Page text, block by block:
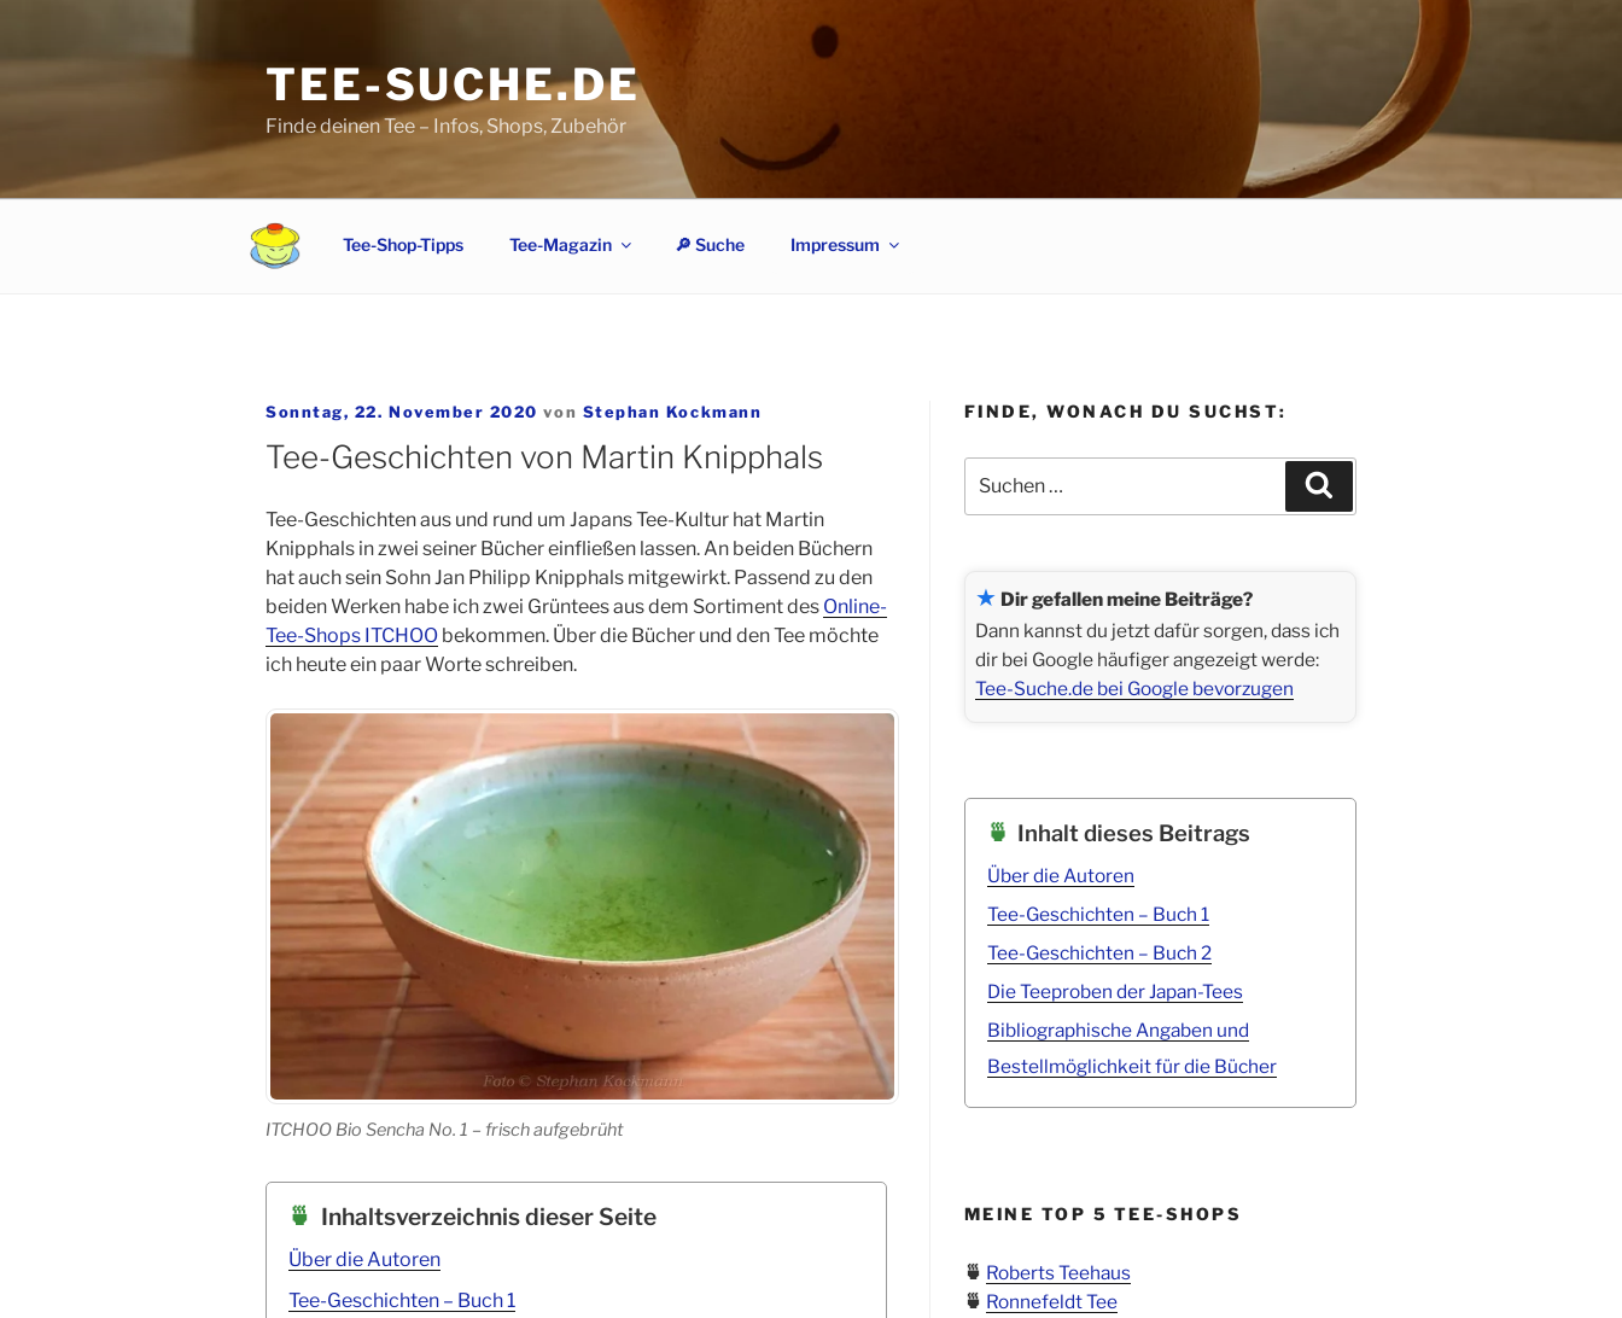
TEE-SUCHE.DE
Finde deinen Tee – Infos, Shops, Zubehör
Tee-Shop-Tipps Tee-Magazin 🔎︎ Suche Impressum
Veröffentlicht
Sonntag, 22. November 2020 von Stephan Kockmann
Tee-Geschichten von Martin Knipphals
Tee-Geschichten aus und rund um Japans Tee-Kultur hat Martin
Knipphals in zwei seiner Bücher einfließen lassen. An beiden Büchern
hat auch sein Sohn Jan Philipp Knipphals mitgewirkt. Passend zu den
beiden Werken habe ich zwei Grüntees aus dem Sortiment des Online-
Tee-Shops ITCHOO bekommen. Über die Bücher und den Tee möchte
ich heute ein paar Worte schreiben.
ITCHOO Bio Sencha No. 1 – frisch aufgebrüht
Inhaltsverzeichnis dieser Seite
Über die Autoren
Tee-Geschichten – Buch 1
FINDE, WONACH DU SUCHST:
nach:
★ Dir gefallen meine Beiträge?
Dann kannst du jetzt dafür sorgen, dass ich
dir bei Google häufiger angezeigt werde:
Tee-Suche.de bei Google bevorzugen
Inhalt dieses Beitrags
Über die Autoren
Tee-Geschichten – Buch 1
Tee-Geschichten – Buch 2
Die Teeproben der Japan-Tees
Bibliographische Angaben und
Bestellmöglichkeit für die Bücher
MEINE TOP 5 TEE-SHOPS
🍵 Roberts Teehaus
🍵 Ronnefeldt Tee